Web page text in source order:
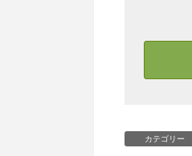
カテゴリー